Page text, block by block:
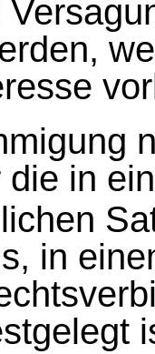
in
in